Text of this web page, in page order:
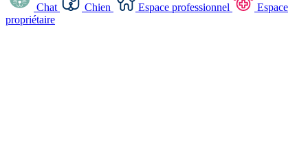
Chat Chien Espace professionnel
Espace
propriétaire